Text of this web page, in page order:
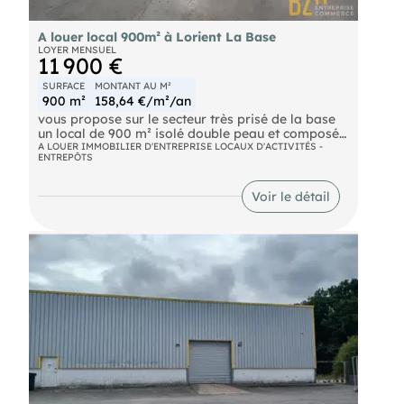
- Éclairage LED
- Plusieurs places de stationnement
Loyer annuel : 142 800 € HT/HC.
Honoraires d'agence : 38 556€/HT.
Pour plus d'informations sur ce bien, contactez et .
S : 20 ans d'expertise pour vous accompagner
A louer local 900m² à Lorient La Base
LOYER MENSUEL
11 900 €
SURFACE
900 m²
MONTANT AU M²
158,64 €/m²/an
vous propose sur le secteur très prisé de la base
un local de 900 m² isolé double peau et composé
d'une surface de stockage ou d'activité au rez de
chaussée de 600 m² avec des bureaux de 130 m² à
l'étage avec une salle de pause / restauration. Une
dizaine de stationnements privatifs. Ideal pour
une activité en lien avec le nautisme, voir même
A LOUER IMMOBILIER D'ENTREPRISE LOCAUX D'ACTIVITÉS -
ENTREPÔTS
Voir le détail